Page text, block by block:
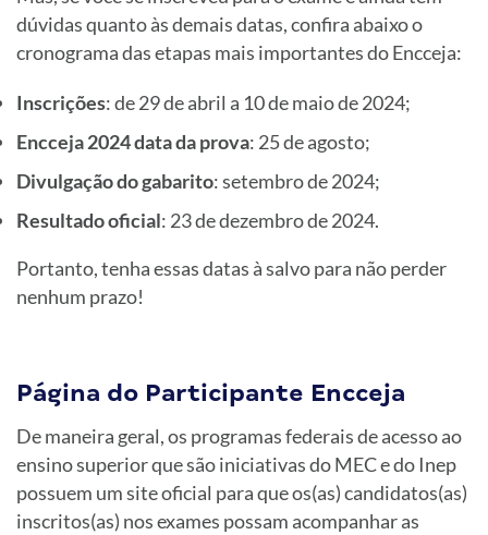
dúvidas quanto às demais datas, confira abaixo o
cronograma das etapas mais importantes do Encceja:
Inscrições: de 29 de abril a 10 de maio de 2024;
Encceja 2024 data da prova: 25 de agosto;
Divulgação do gabarito: setembro de 2024;
Resultado oficial: 23 de dezembro de 2024.
Portanto, tenha essas datas à salvo para não perder
nenhum prazo!
Página do Participante Encceja
De maneira geral, os programas federais de acesso ao
ensino superior que são iniciativas do MEC e do Inep
possuem um site oficial para que os(as) candidatos(as)
inscritos(as) nos exames possam acompanhar as